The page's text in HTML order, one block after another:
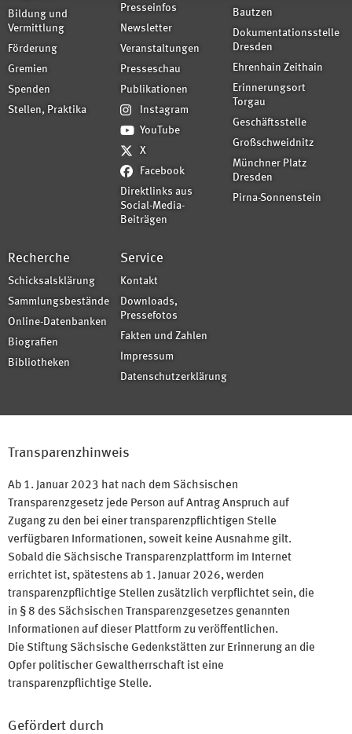
Bildung und
Vermittlung
Förderung
Gremien
Spenden
Stellen, Praktika
Presseinfos
Newsletter
Veranstaltungen
Presseschau
Publikationen
Instagram
YouTube
X
Facebook
Direktlinks aus
Social-Media-
Beiträgen
Bautzen
Dokumentationsstelle
Dresden
Ehrenhain Zeithain
Erinnerungsort
Torgau
Geschäftsstelle
Großschweidnitz
Münchner Platz
Dresden
Pirna-Sonnenstein
Recherche
Schicksalsklärung
Sammlungsbestände
Online-Datenbanken
Biografien
Bibliotheken
Service
Kontakt
Downloads,
Pressefotos
Fakten und Zahlen
Impressum
Datenschutzerklärung
Transparenzhinweis
Ab 1. Januar 2023 hat nach dem Sächsischen
Transparenzgesetz jede Person auf Antrag Anspruch auf
Zugang zu den bei einer transparenzpflichtigen Stelle
verfügbaren Informationen, soweit keine Ausnahme gilt.
Sobald die Sächsische Transparenzplattform im Internet
errichtet ist, spätestens ab 1. Januar 2026, werden
transparenzpflichtige Stellen zusätzlich verpflichtet sein, die
in § 8 des Sächsischen Transparenzgesetzes genannten
Informationen auf dieser Plattform zu veröffentlichen.
Die Stiftung Sächsische Gedenkstätten zur Erinnerung an die
Opfer politischer Gewaltherrschaft ist eine
transparenzpflichtige Stelle.
Gefördert durch